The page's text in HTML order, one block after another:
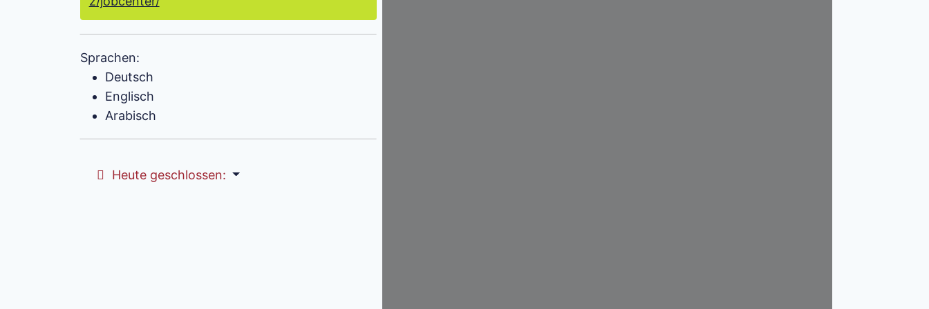
Sprachen:
Deutsch
Englisch
Arabisch
Heute geschlossen: